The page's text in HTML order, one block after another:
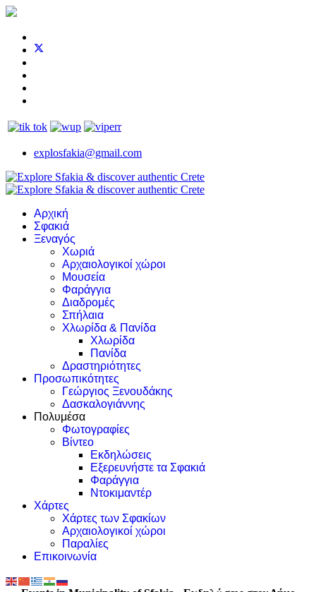
explosfakia@gmail.com
Αρχική
Σφακιά
Ξεναγός
Χωριά
Αρχαιολογικοί χώροι
Μουσεία
Φαράγγια
Διαδρομές
Σπήλαια
Χλωρίδα & Πανίδα
Χλωρίδα
Πανίδα
Δραστηριότητες
Προσωπικότητες
Γεώργιος Ξενουδάκης
Δασκαλογιάννης
Πολυμέσα
Φωτογραφίες
Βίντεο
Εκδηλώσεις
Εξερευνήστε τα Σφακιά
Φαράγγια
Ντοκιμαντέρ
Χάρτες
Χάρτες των Σφακίων
Αρχαιολογικοί χώροι
Παραλίες
Επικοινωνία